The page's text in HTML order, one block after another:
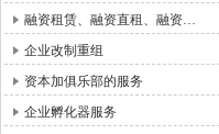
融资租赁、融资直租、融资…
企业改制重组
资本加俱乐部的服务
企业孵化器服务